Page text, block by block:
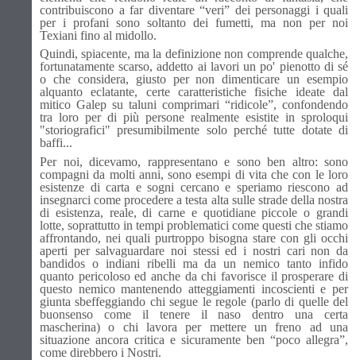
contribuiscono a far diventare “veri” dei personaggi i quali
per i profani sono soltanto dei fumetti, ma non per noi
Texiani fino al midollo.
Quindi, spiacente, ma la definizione non comprende qualche,
fortunatamente scarso, addetto ai lavori un po' pienotto di sé
o che considera, giusto per non dimenticare un esempio
alquanto eclatante, certe caratteristiche fisiche ideate dal
mitico Galep su taluni comprimari “ridicole”, confondendo
tra loro per di più persone realmente esistite in sproloqui
"storiografici" presumibilmente solo perché tutte dotate di
baffi...
Per noi, dicevamo, rappresentano e sono ben altro: sono
compagni da molti anni, sono esempi di vita che con le loro
esistenze di carta e sogni cercano e speriamo riescono ad
insegnarci come procedere a testa alta sulle strade della nostra
di esistenza, reale, di carne e quotidiane piccole o grandi
lotte, soprattutto in tempi problematici come questi che stiamo
affrontando, nei quali purtroppo bisogna stare con gli occhi
aperti per salvaguardare noi stessi ed i nostri cari non da
bandidos o indiani ribelli ma da un nemico tanto infido
quanto pericoloso ed anche da chi favorisce il prosperare di
questo nemico mantenendo atteggiamenti incoscienti e per
giunta sbeffeggiando chi segue le regole (parlo di quelle del
buonsenso come il tenere il naso dentro una certa
mascherina) o chi lavora per mettere un freno ad una
situazione ancora critica e sicuramente ben “poco allegra”,
come direbbero i Nostri.